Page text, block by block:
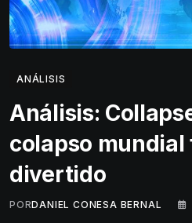
ANÁLISIS
Análisis:
colapso mundial
divertido
PORDANIEL CONESA BERNAL